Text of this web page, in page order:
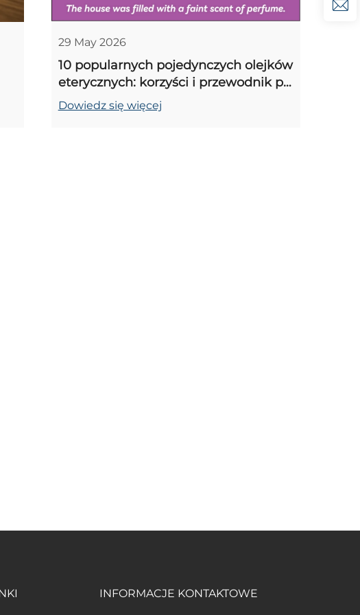
29 May 2026
10 popularnych pojedynczych olejków
eterycznych: korzyści i przewodnik po
mieszaniu w dyfuzorze do domu
Dowiedz się więcej
INFORMACJE KONTAKTOWE